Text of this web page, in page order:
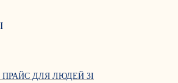
ДЛЯ ЛЮДЕЙ ЗІ